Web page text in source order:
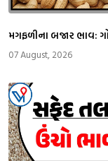
મગફળીના બજાર ભાવ:
07 August, 2026